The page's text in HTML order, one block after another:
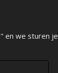
en we sturen je